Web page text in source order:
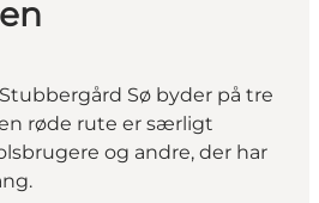
Sø byder på tre
røde rute er særligt
og andre, der har